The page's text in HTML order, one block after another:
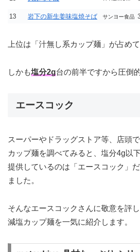
13 岩下の新生姜味塩焼そば サンヨー食品
上位は「汁無し系カップ麺」が占めて
しかも塩分2g台の前半ですから圧倒
エースコック
スーパーやドラッグストア等、店頭
カップ麺を調べてみると、塩分4g以
提供しているのは「エースコック」
ました。
そんなエースコックさんに敬意を評
減塩カップ麺を一気に紹介します。